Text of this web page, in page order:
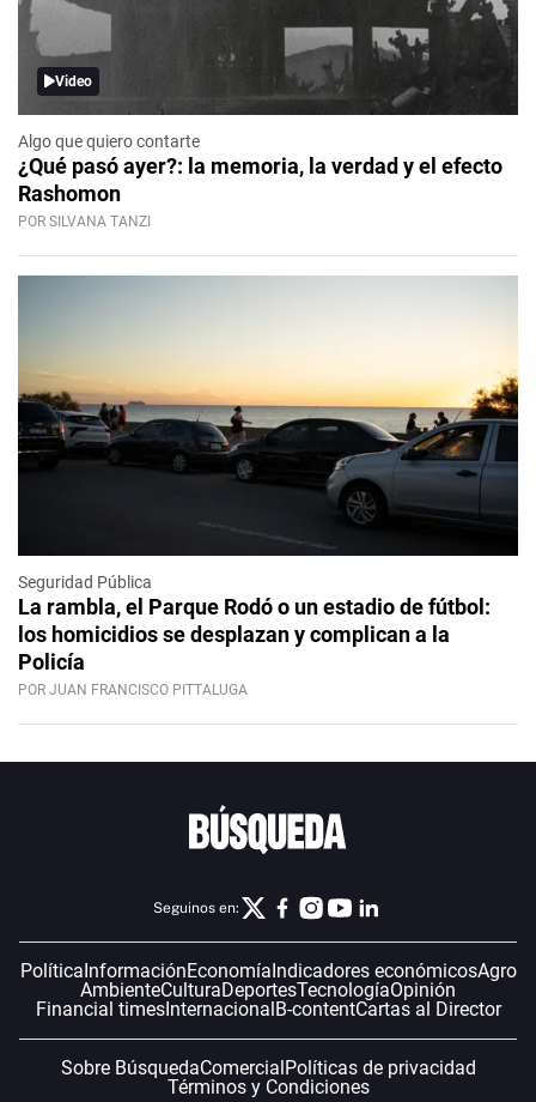
Video
Algo que quiero contarte
¿Qué pasó ayer?: la memoria, la verdad y el efecto
Rashomon
POR SILVANA TANZI
Seguridad Pública
La rambla, el Parque Rodó o un estadio de fútbol:
los homicidios se desplazan y complican a la
Policía
POR JUAN FRANCISCO PITTALUGA
Seguinos en:
Política InformaciónEconomía Indicadores económicosAgro
AmbienteCulturaDeportesTecnologíaOpinión
Financial timesInternacional B-contentCartas al Director
Sobre BúsquedaComercial Políticas de privacidad
Términos y Condiciones